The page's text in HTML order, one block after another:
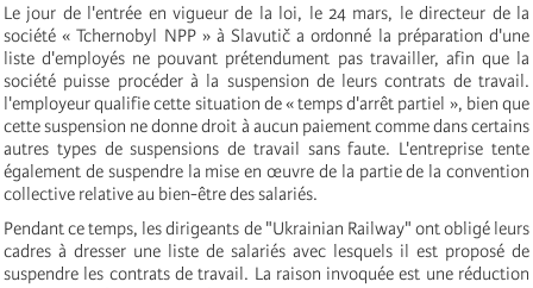
Le jour de l'entrée en vigueur de la loi, le 24 mars, le directeur de la
société « Tchernobyl NPP » à Slavutič a ordonné la préparation d'une
liste d'employés ne pouvant prétendument pas travailler, afin que la
société puisse procéder à la suspension de leurs contrats de travail.
l'employeur qualifie cette situation de « temps d'arrêt partiel », bien que
cette suspension ne donne droit à aucun paiement comme dans certains
autres types de suspensions de travail sans faute. L'entreprise tente
également de suspendre la mise en œuvre de la partie de la convention
collective relative au bien-être des salariés.
Pendant ce temps, les dirigeants de "Ukrainian Railway" ont obligé leurs
cadres à dresser une liste de salariés avec lesquels il est proposé de
suspendre les contrats de travail. La raison invoquée est une réduction